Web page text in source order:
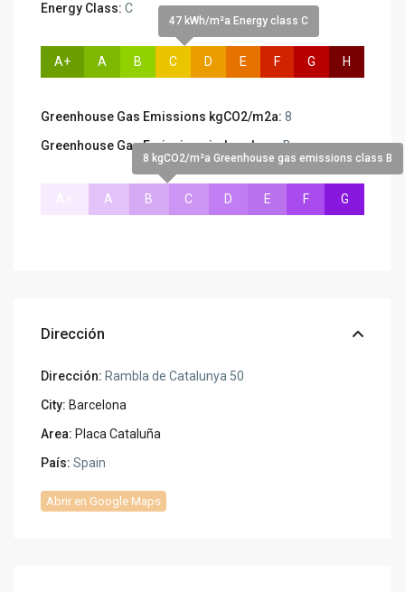
Energy Class: C
A+ A B
47 kWh/m²a Energy class C
C D E F G H
Greenhouse Gas Emissions kgCO2/m2a: 8
Greenhouse Gas Emissions index class:B
A
8 kgCO2/m²a Greenhouse gas emissions class B
B C D E F G
Dirección
Dirección: Rambla de Catalunya 50
City: Barcelona
Area: Placa Cataluña
País: Spain
Abrir en Google Maps